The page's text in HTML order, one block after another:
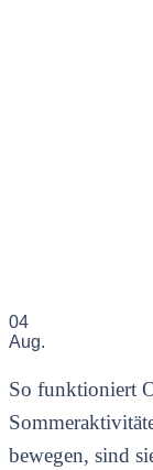
04
Aug.
So funktioniert
bewegen, sind